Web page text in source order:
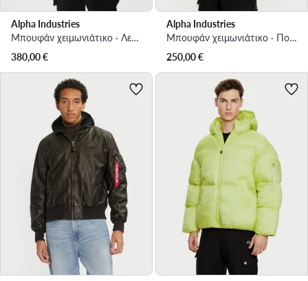
Alpha Industries
Μπουφάν χειμωνιάτικο · Λευκό
380,00€
Alpha Industries
Μπουφάν χειμωνιάτικο · Πορτοκαλί
250,00€